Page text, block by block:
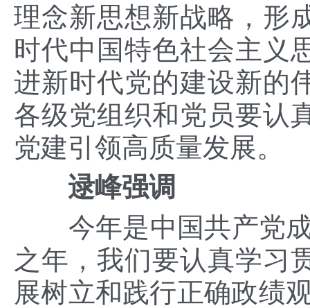
理念新思想新战略，形
时代中国特色社会主义
进新时代党的建设新的
各级党组织和党员要认
党建引领高质量发展。
逯峰强调
今年是中国共产党
之年，我们要认真学习
展树立和践行正确政绩